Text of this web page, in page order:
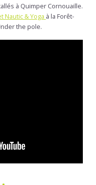
à Quimper Cornouaille.
Nautic & Yoga à la Forêt-
the pole.